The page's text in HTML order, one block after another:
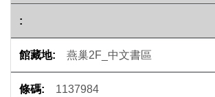
燕巢2F_中文書區
1137984